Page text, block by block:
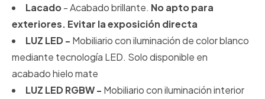
Lacado-Acabado brillante. No apto para
exteriores. Evitar la exposición directa
LUZ LED - Mobiliario con iluminación de color blanco
mediante tecnología LED. Solo disponible en
acabado hielo mate
LUZ LED RGBW - Mobiliario con iluminación interior